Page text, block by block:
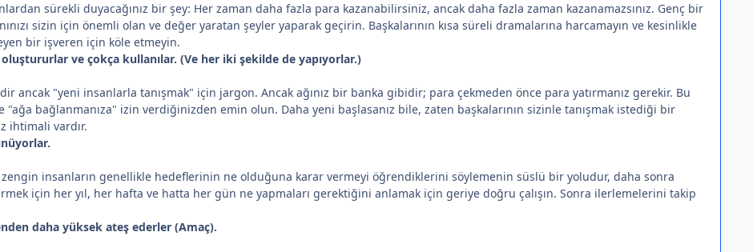
sürekli duyacağınız bir şey: Her zaman daha fazla para kazanabilirsiniz, ancak daha fazla zaman kazanamazsınız. Genç bir
sizin için önemli olan ve değer yaratan şeyler yaparak geçirin. Başkalarının kısa süreli dramalarına harcamayın ve kesinlikle
bir işveren için köle etmeyin.
oluştururlar ve çokça kullanılar. (Ve her iki şekilde de yapıyorlar.)
ancak "yeni insanlarla tanışmak" için jargon. Ancak ağınız bir banka gibidir; para çekmeden önce para yatırmanız gerekir. Bu
"ağa bağlanmanıza" izin verdiğinizden emin olun. Daha yeni başlasanız bile, zaten başkalarının sizinle tanışmak istediği bir
ihtimali vardır.
insanların genellikle hedeflerinin ne olduğuna karar vermeyi öğrendiklerini söylemenin süslü bir yoludur, daha sonra
için her yıl, her hafta ve hatta her gün ne yapmaları gerektiğini anlamak için geriye doğru çalışın. Sonra ilerlemelerini takip
daha yüksek ateş ederler (Amaç).